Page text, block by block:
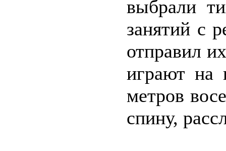
выбрали
занятий с
отправил
играют на
метров
спину,